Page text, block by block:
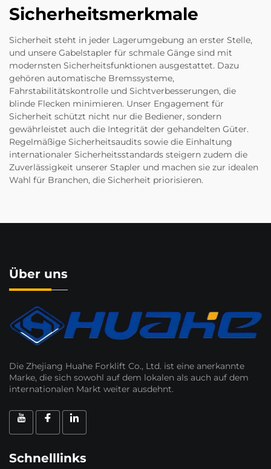
Sicherheitsmerkmale
Sicherheit steht in jeder Lagerumgebung an erster Stelle,
und unsere Gabelstapler für schmale Gänge sind mit
modernsten Sicherheitsfunktionen ausgestattet. Dazu
gehören automatische Bremssysteme,
Fahrstabilitätskontrolle und Sichtverbesserungen, die
blinde Flecken minimieren. Unser Engagement für
Sicherheit schützt nicht nur die Bediener, sondern
gewährleistet auch die Integrität der gehandelten Güter.
Regelmäßige Sicherheitsaudits sowie die Einhaltung
internationaler Sicherheitsstandards steigern zudem die
Zuverlässigkeit unserer Stapler und machen sie zur idealen
Wahl für Branchen, die Sicherheit priorisieren.
Über uns
Die Zhejiang Huahe Forklift Co., Ltd. ist eine anerkannte
Marke, die sich sowohl auf dem lokalen als auch auf dem
internationalen Markt weiter ausdehnt.
Schnelllinks